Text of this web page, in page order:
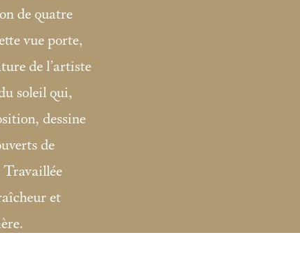
de quatre
vue porte,
de l’artiste
soleil qui,
dessine
de
Travaillée
et